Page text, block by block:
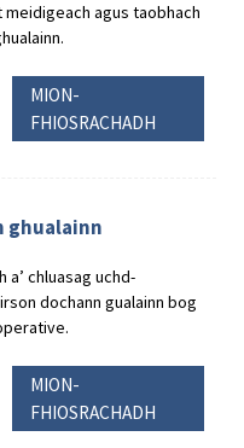
agus taobhach
MION-
FHIOSRACHADH
ghualainn
a’ chluasag uchd-
dochann gualainn bog
MION-
FHIOSRACHADH